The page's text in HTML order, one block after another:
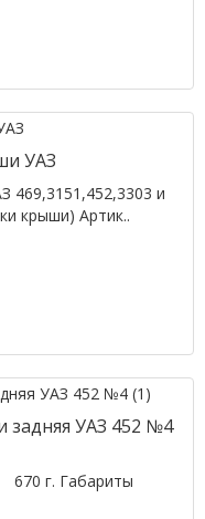
УАЗ
469,3151,452,3303 и
крыши) Артик..
задняя УАЗ 452 №4
г. Габариты